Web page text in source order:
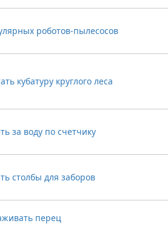
роботов-пылесосов
кубатуру круглого леса
за воду по счетчику
столбы для заборов
перец